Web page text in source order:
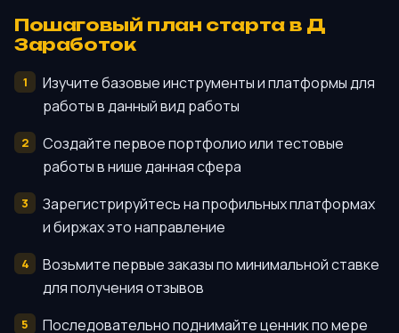
Пошаговый план старта в Д
Заработок
Изучите базовые инструменты и платформы для
работы в данный вид работы
Создайте первое портфолио или тестовые
работы в нише данная сфера
Зарегистрируйтесь на профильных платформах
и биржах это направление
Возьмите первые заказы по минимальной ставке
для получения отзывов
Последовательно поднимайте ценник по мере